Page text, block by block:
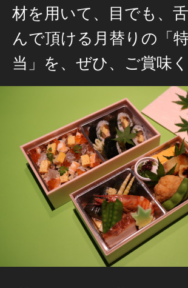
材を用いて、目でも、
んで頂ける月替りの「
当」を、ぜひ、ご賞味く